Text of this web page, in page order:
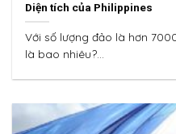
Diện tích của Philippines
Với số lượng đảo là hơn
là bao nhiêu?...